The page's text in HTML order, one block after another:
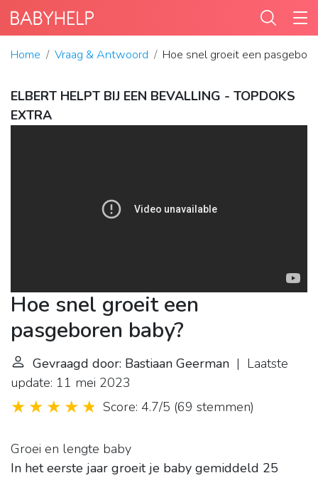
Home Vraag & Antwoord Hoe snel groeit een
ELBERT HELPT BIJ EEN BEVALLING - TOPDOKS
EXTRA
Hoe snel groeit een
pasgeboren baby?
Gevraagd door: Bastiaan Geerman | Laatste
update: 11 mei 2023
Score: 4.7/5 (69 stemmen)
Groei en lengte baby
In het eerste jaar groeit je baby gemiddeld 25